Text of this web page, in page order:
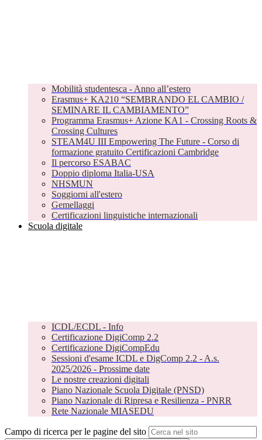
Mobilità studentesca - Anno all’estero
Erasmus+ KA210 “SEMBRANDO EL CAMBIO /
SEMINARE IL CAMBIAMENTO”
Programma Erasmus+ Azione KA1 - Crossing Roots &
Crossing Cultures
STEAM4U III Empowering The Future - Corso di
formazione gratuito Certificazioni Cambridge
Il percorso ESABAC
Doppio diploma Italia-USA
NHSMUN
Soggiorni all'estero
Gemellaggi
Certificazioni linguistiche internazionali
Scuola digitale
ICDL/ECDL - Info
Certificazione DigiComp 2.2
Certificazione DigiCompEdu
Sessioni d'esame ICDL e DigComp 2.2 - A.s.
2025/2026 - Prossime date
Le nostre creazioni digitali
Piano Nazionale Scuola Digitale (PNSD)
Piano Nazionale di Ripresa e Resilienza - PNRR
Rete Nazionale MIASEDU
Campo di ricerca per le pagine del sito